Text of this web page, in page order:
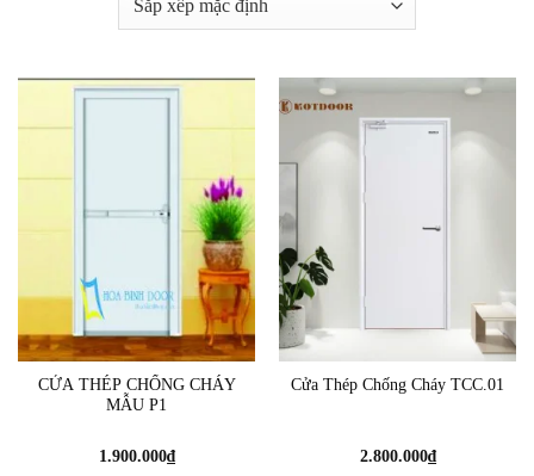
CỬA THÉP CHỐNG CHÁY
MẪU P1
1.900.000₫
Cửa Thép Chống Cháy TCC.01
2.800.000₫